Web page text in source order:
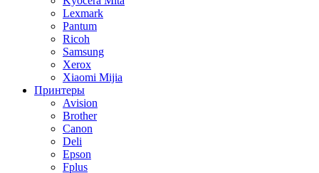
Lexmark
Pantum
Ricoh
Samsung
Xerox
Xiaomi Mijia
Принтеры
Avision
Brother
Canon
Deli
Epson
Fplus